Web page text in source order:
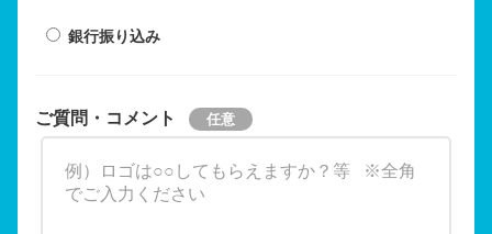
銀行振り込み
ご質問・コメント